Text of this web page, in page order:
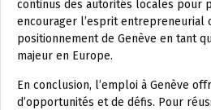
continus des autorités locales pour
encourager l’esprit
positionnement de Genève en tant
majeur en Europe.
En conclusion, l’emploi à Genève
d’opportunités et de défis. Pour